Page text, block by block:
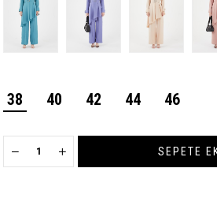
38 40 42 44 46